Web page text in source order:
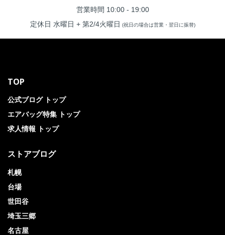
営業時間 10:00 - 19:00
定休日 水曜日 + 第2/4火曜日 (祝日の場合は営業・翌日に振替)
TOP
公式ブログ トップ
エアバッグ特集 トップ
求人情報 トップ
ストアブログ
札幌
台場
世田谷
埼玉三郷
名古屋